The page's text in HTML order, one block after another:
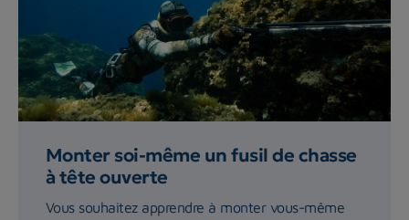
Monter soi-même un fusil de chasse
à tête ouverte
Vous souhaitez apprendre à monter vous-même